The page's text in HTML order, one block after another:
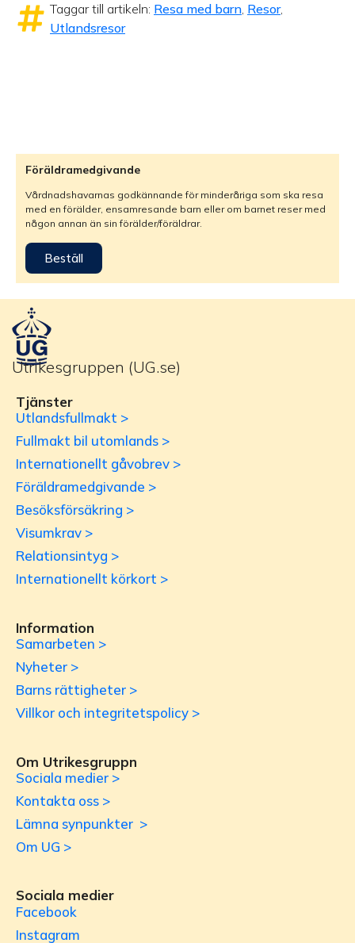
Taggar till artikeln: Resa med barn Resor,
Utlandsresor
Föräldramedgivande
Vårdnadshavarnas godkännande för minderåriga som ska resa
med en förälder, ensamresande barn eller om barnet reser med
någon annan än sin förälder/föräldrar.
Beställ
Utrikesgruppen (UG.se)
Tjänster
Utlandsfullmakt >
Fullmakt bil utomlands >
Internationellt gåvobrev >
Föräldramedgivande >
Besöksförsäkring >
Visumkrav >
Relationsintyg >
Internationellt körkort >
Information
Samarbeten >
Nyheter >
Barns rättigheter >
Villkor och integritetspolicy >
Om Utrikesgruppn
Sociala medier >
Kontakta oss >
Lämna synpunkter >
Om UG >
Sociala medier
Facebook
Instagram